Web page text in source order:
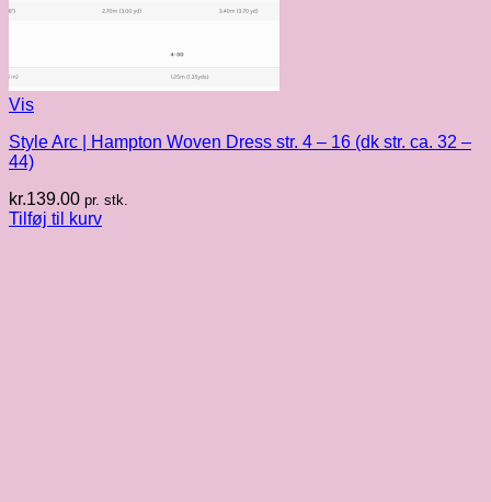
Vis
Style Arc | Hampton Woven Dress str. 4 – 16 (dk str. ca. 32 –
44)
kr.139.00 pr. stk.
Tilføj til kurv